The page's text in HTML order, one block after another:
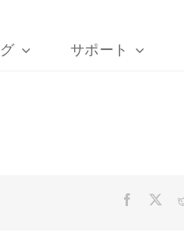
サポート
Facebook